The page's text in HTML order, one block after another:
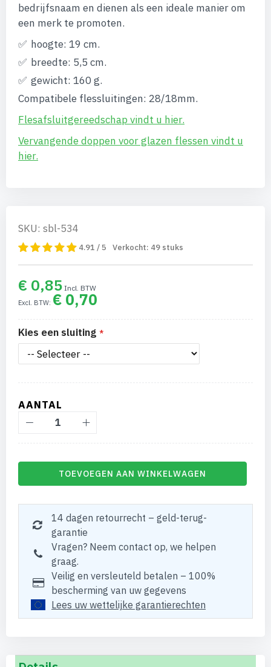
bedrijfsnaam en dienen als een ideale manier om
een merk te promoten.
hoogte: 19 cm.
breedte: 5,5 cm.
gewicht: 160 g.
Compatibele flessluitingen: 28/18mm.
Flesafsluitgereedschap vindt u hier.
Vervangende doppen voor glazen flessen vindt u
hier.
SKU: sbl-534
4.91 / 5 Verkocht: 49 stuks
€ 0,85
€ 0,70
Kies een sluiting
AANTAL
TOEVOEGEN AAN WINKELWAGEN
14 dagen retourrecht – geld-terug-
garantie
Vragen? Neem contact op, we helpen
graag.
Veilig en versleuteld betalen – 100%
bescherming van uw gegevens
Lees uw wettelijke garantierechten